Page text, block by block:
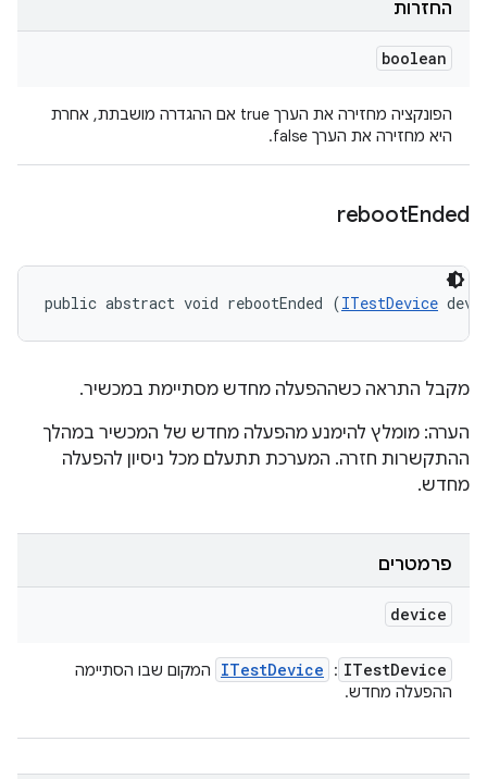
החזרות
boolean
הפונקציה מחזירה את הערך true אם ההגדרה מושבתת, אחרת
היא מחזירה את הערך false.
rebootEnded
public abstract void rebootEnded (ITestDevice
מקבל התראה כשההפעלה מחדש מסתיימת במכשיר.
הערה: מומלץ להימנע מהפעלה מחדש של המכשיר במהלך
ההתקשרות חזרה. המערכת תתעלם מכל ניסיון להפעלה
מחדש.
פרמטרים
device
ITestDevice
:
ITestDevice
המקום שבו הסתיימה
ההפעלה מחדש.